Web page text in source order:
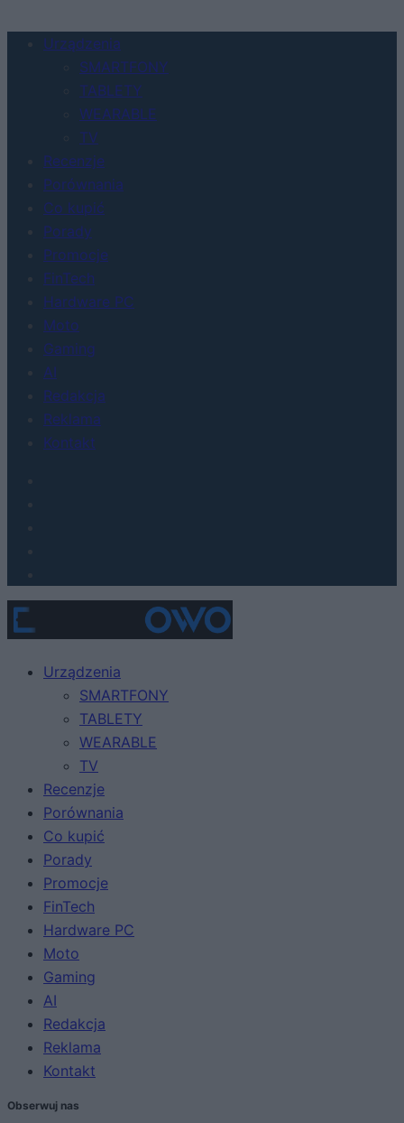
Urządzenia
SMARTFONY
TABLETY
WEARABLE
TV
Recenzje
Porównania
Co kupić
Porady
Promocje
FinTech
Hardware PC
Moto
Gaming
AI
Redakcja
Reklama
Kontakt
Urządzenia
SMARTFONY
TABLETY
WEARABLE
TV
Recenzje
Porównania
Co kupić
Porady
Promocje
FinTech
Hardware PC
Moto
Gaming
AI
Redakcja
Reklama
Kontakt
Obserwuj nas